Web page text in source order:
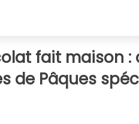
fait maison :
de Pâques